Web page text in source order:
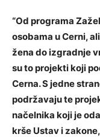
“Od programa
osobama u Cerni,
žena do izgradnje
su to projekti koji
Cerna. S jedne
podržavaju te
načelnika koji je
krše Ustav i